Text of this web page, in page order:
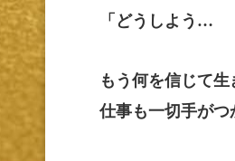
「どうしよう…
もう何を信じて
仕事も一切手がつ